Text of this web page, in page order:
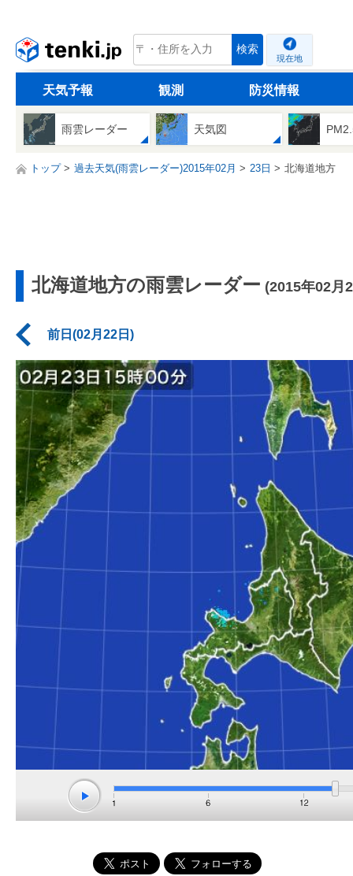
tenki.jp 検索
現在地
天気予報 観測 防災情報
雨雲レーダー 天気図
トップ 過去天気(雨雲レーダー)2015年02月 23日 北海道地方
北海道地方の雨雲レーダー (2015年02月
前日(02月22日)